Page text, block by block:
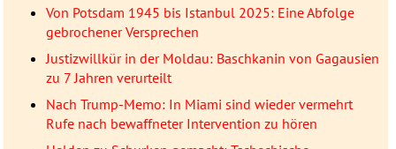
Von Potsdam 1945 bis Istanbul 2025: Eine Abfolge
gebrochener Versprechen
Justizwillkür in der Moldau: Baschkanin von Gagausien
zu 7 Jahren verurteilt
Nach Trump-Memo: In Miami sind wieder vermehrt
Rufe nach bewaffneter Intervention zu hören